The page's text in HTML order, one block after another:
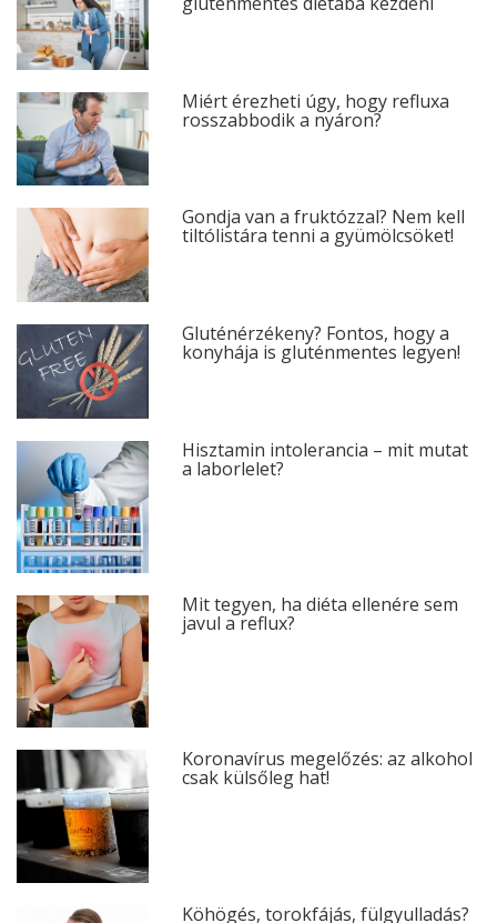
Miért érezheti úgy, hogy refluxa
rosszabbodik a nyáron?
Gondja van a fruktózzal? Nem kell
tiltólistára tenni a gyümölcsöket!
Gluténérzékeny? Fontos, hogy a
konyhája is gluténmentes legyen!
Hisztamin intolerancia – mit mutat
a laborlelet?
Mit tegyen, ha diéta ellenére sem
javul a reflux?
Koronavírus megelőzés: az alkohol
csak külsőleg hat!
Köhögés, torokfájás, fülgyulladás?